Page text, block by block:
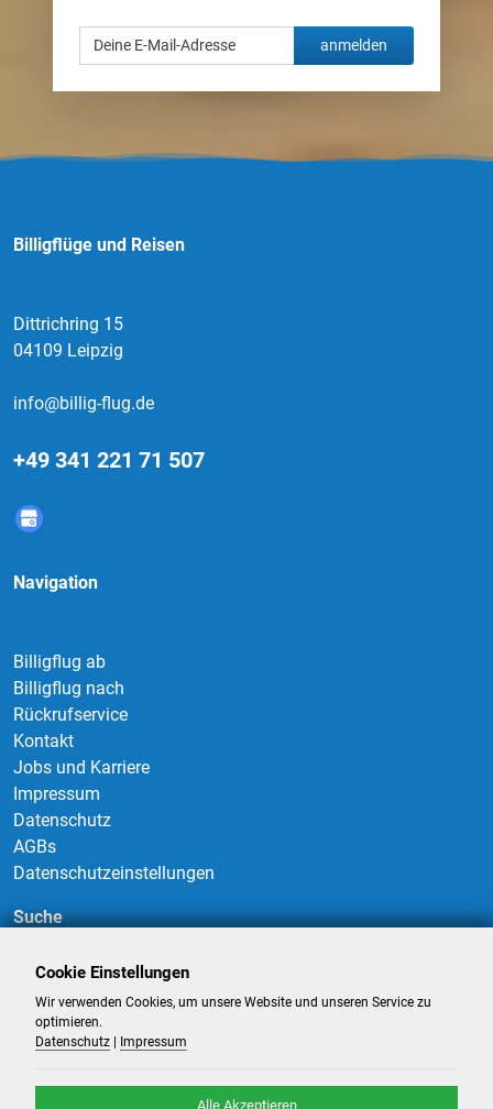
anmelden
Billigflüge und Reisen
Dittrichring 15
04109 Leipzig
info@billig-flug.de
+49 341 221 71 507
Navigation
Billigflug ab
Billigflug nach
Rückrufservice
Kontakt
Jobs und Karriere
Impressum
Datenschutz
AGBs
Datenschutzeinstellungen
Suche
Suchen
Cookie Einstellungen
Wir verwenden Cookies, um unsere Website und unseren Service zu
optimieren.
Datenschutz
Impressum
Alle Akzeptieren